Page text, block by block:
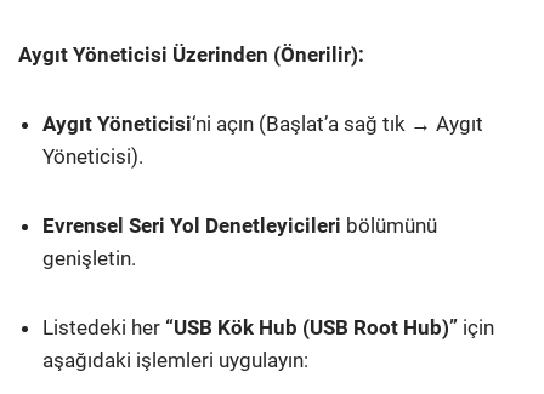
Aygıt Yöneticisi Üzerinden (Önerilir):
Aygıt Yöneticisi‘ni açın (Başlat’a sağ tık → Aygıt
Yöneticisi).
Evrensel Seri Yol Denetleyicileri bölümünü
genişletin.
Listedeki her “USB Kök Hub (USB Root Hub)” için
aşağıdaki işlemleri uygulayın: